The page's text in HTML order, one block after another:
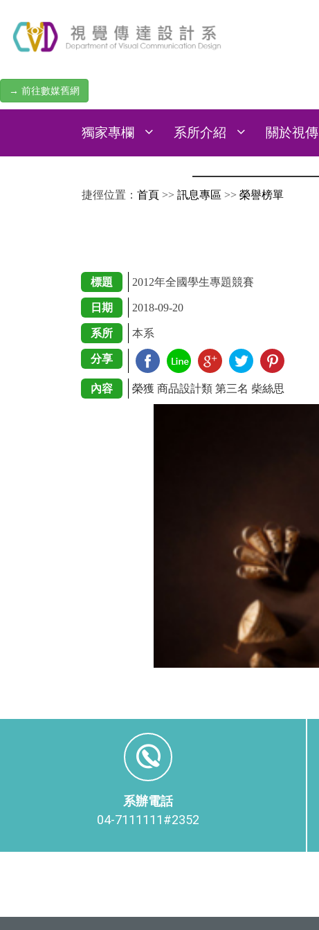
→ 前往數媒舊網
獨家專欄 系所介紹 關於視傳
捷徑位置： 首頁 >> 訊息專區 >> 榮譽榜單
標題 2012年全國學生專題競賽
日期 2018-09-20
系所 本系
分享
內容 榮獲 商品設計類 第三名 柴絲思
系辦電話
04-7111111#2352